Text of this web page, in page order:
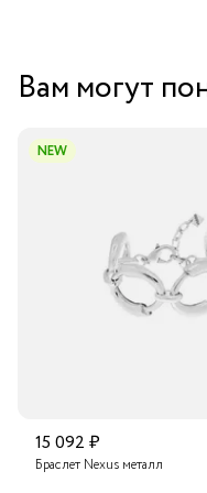
Вам могут
NEW
15 092 ₽
Браслет Nexus металл